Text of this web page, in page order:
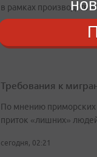
в рамках
Требования к
По мнению приморских
приток «лишних»
сегодня, 02:21